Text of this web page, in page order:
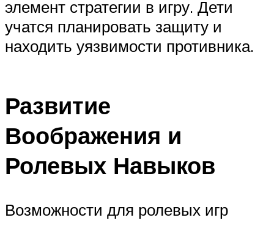
элемент стратегии в игру. Дети
учатся планировать защиту и
находить уязвимости противника.
Развитие
Воображения и
Ролевых Навыков
Возможности для ролевых игр